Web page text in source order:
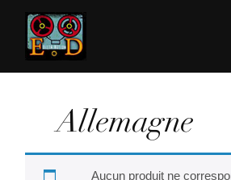
Allemagne
Aucun produit ne